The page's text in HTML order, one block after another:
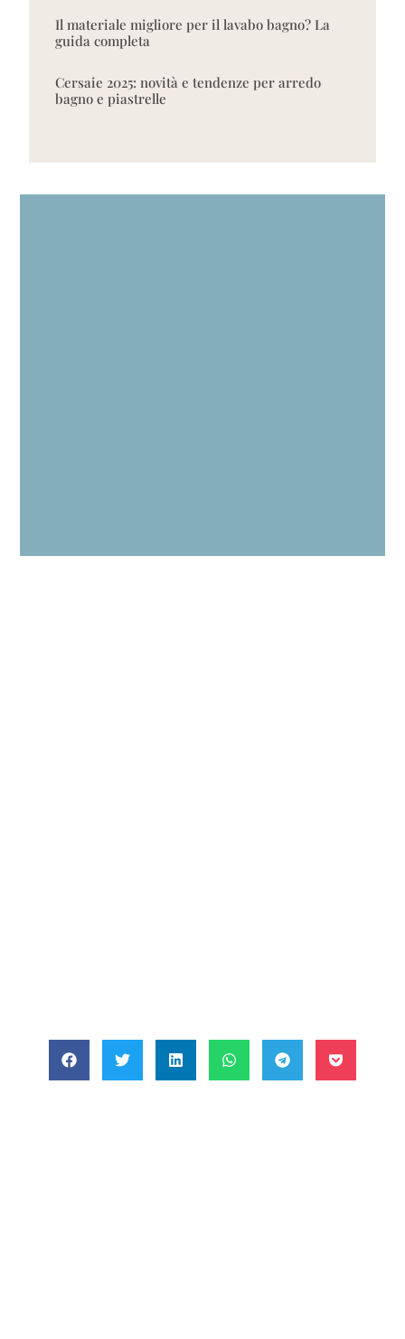
Il materiale migliore per il lavabo bagno? La
guida completa
Cersaie 2025: novità e tendenze per arredo
bagno e piastrelle